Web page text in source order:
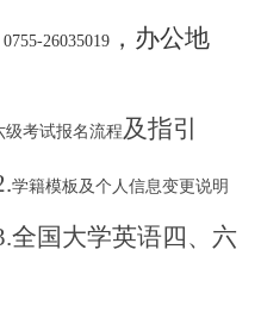
0755-26035019 ，办公地
级考试报名流程及指引
学籍模板及个人信息变更说明
全国大学英语四、六